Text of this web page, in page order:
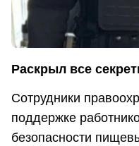
Раскрыл все
Сотрудники
поддержке
безопасности